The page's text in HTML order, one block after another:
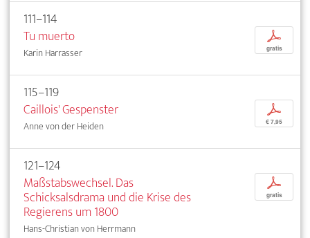
111–114
Tu muerto
Karin Harrasser
p
gratis
115–119
Caillois' Gespenster
Anne von der Heiden
p
€ 7,95
121–124
Maßstabswechsel. Das
Schicksalsdrama und die Krise des
Regierens um 1800
Hans-Christian von Herrmann
p
gratis